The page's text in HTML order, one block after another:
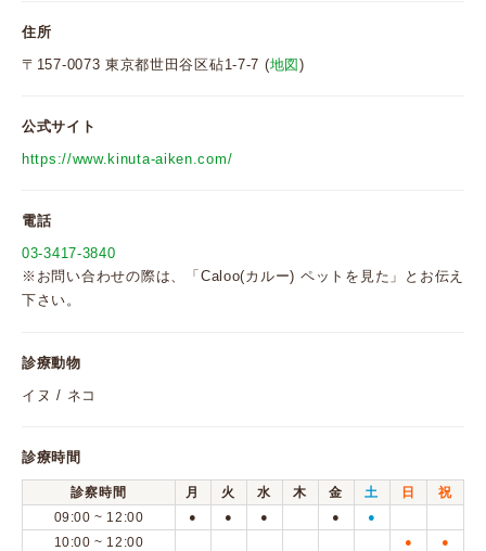
住所
〒157-0073 東京都世田谷区砧1-7-7 (地図 )
公式サイト
https://www.kinuta-aiken.com/
電話
03-3417-3840
※お問い合わせの際は、「Caloo(カルー) ペットを見た」とお伝え
下さい。
診療動物
イヌ / ネコ
診療時間
診察時間 月 火 水 木 金 土 日
祝
09:00 ~ 12:00
● ● ● ● ●
10:00 ~ 12:00 ● ●